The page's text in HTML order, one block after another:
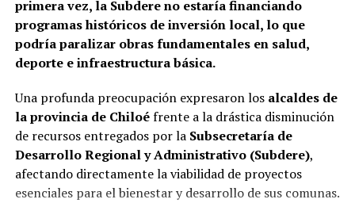
organismo involucrado para determinar las
responsabilidades administrativas correspondientes.
primera vez, la Subdere no estaría financiando
programas históricos de inversión local, lo que
podría paralizar obras fundamentales en salud,
deporte e infraestructura básica.
Una profunda preocupación expresaron los alcaldes de
la provincia de Chiloéfrente a la drástica disminución
de recursos entregados por la Subsecretaría de
Desarrollo Regional y Administrativo (Subdere),
afectando directamente la viabilidad de proyectos
esenciales para el bienestar y desarrollo de sus comunas.